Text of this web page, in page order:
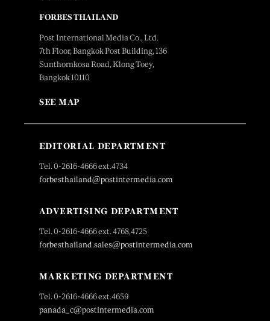
FORBES THAILAND
Post International Media Co., Ltd.
7th Floor, Bangkok Post Building, 136
Sunthornkosa Road, Klong Toey,
Bangkok 10110
SEE MAP
EDITORIAL DEPARTMENT
Tel. 0-2616-4666 ext.4734
forbesthailand@postintermedia.com
ADVERTISING DEPARTMENT
Tel. 0-2616-4666 ext. 4768,4725
forbesthailand.sales@postintermedia.com
MARKETING DEPARTMENT
Tel. 0-2616-4666 ext.4659
panada_c@postintermedia.com